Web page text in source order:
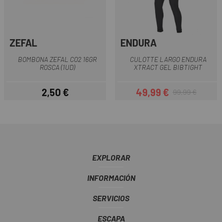
ZEFAL
BOMBONA ZEFAL CO2 16GR
ROSCA (1UD)
Precio
2,50 €
ENDURA
CULOTTE LARGO ENDURA
XTRACT GEL BIBTIGHT
Precio
49,99 €Precio regular
99,99 €
EXPLORAR
INFORMACIÓN
SERVICIOS
ESCAPA